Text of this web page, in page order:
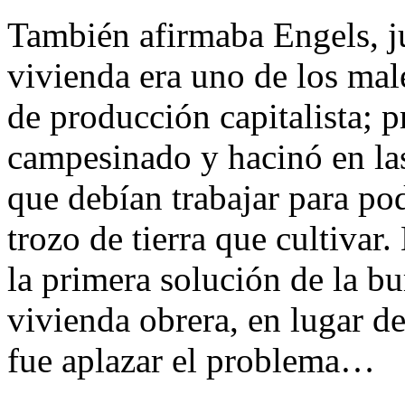
También afirmaba Engels,
vivienda era uno de los
de producción capitalista;
campesinado y hacinó en
que debían trabajar para
trozo de tierra que cultivar.
la primera solución de la
vivienda obrera, en lugar
fue aplazar el problema…